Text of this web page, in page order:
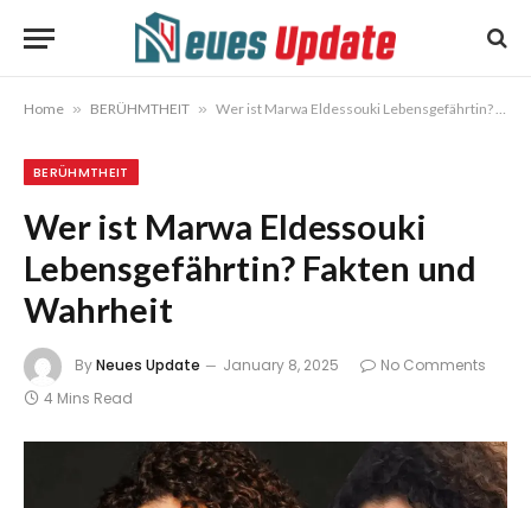
Home » BERÜHMTHEIT » Wer ist Marwa Eldessouki Lebensgefährtin? Fakten und Wahrheit
BERÜHMTHEIT
Wer ist Marwa Eldessouki
Lebensgefährtin? Fakten und
Wahrheit
ByNeues Update January 8, 2025
No Comments
4 Mins Read